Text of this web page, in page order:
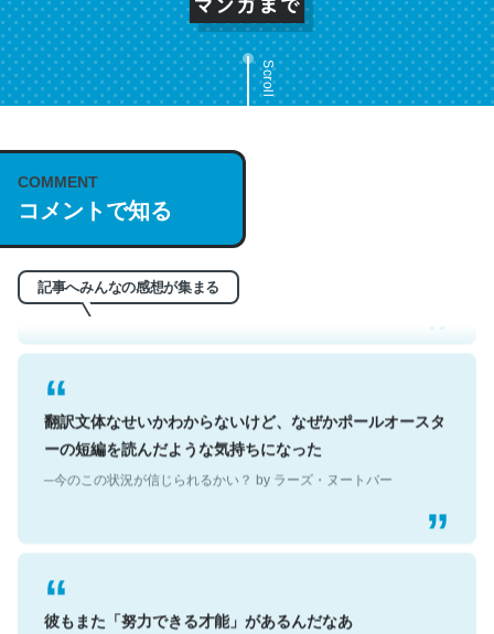
Scroll
COMMENT
コメントで知る
記事へみんなの感想が集まる
これは名文。彼はとてもクレバーなんだろうなと凄く思
う。英語少しでも読める人は原文もお勧め。自分はこの流
れ好き。Let’s Fucking Go. Then Covid hit. Shit.
─今のこの状況が信じられるかい？ by ラーズ・ヌートバー
翻訳文体なせいかわからないけど、なぜかポールオースタ
ーの短編を読んだような気持ちになった
─今のこの状況が信じられるかい？ by ラーズ・ヌートバー
彼もまた「努力できる才能」があるんだなあ